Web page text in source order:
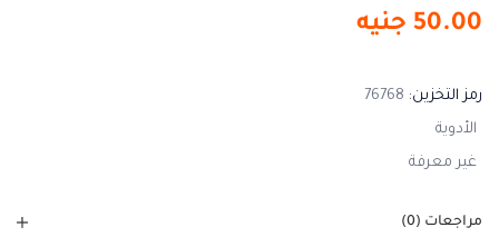
50.00 جنيه
رمز التخزين: 76768
الأدوية
غير معرفة
مراجعات (0)